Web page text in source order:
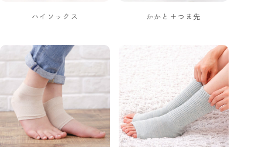
ハイソックス かかと＋つま先